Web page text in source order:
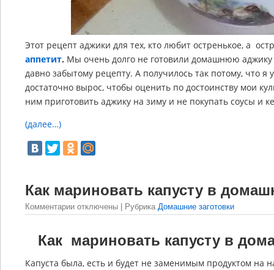
Этот рецепт аджики для тех, кто любит остренькое, а
аппетит. Мы очень долго не готовили домашнюю аджику
давно забытому рецепту. А получилось так потому, что я
достаточно вырос, чтобы оценить по достоинству мои
ним приготовить аджику на зиму и не покупать соусы и
(далее…)
Как мариновать капусту в
Комментарии отключены | Рубрика Домашние заготовки
Как мариновать капусту в
Капуста была, есть и будет не заменимым продуктом